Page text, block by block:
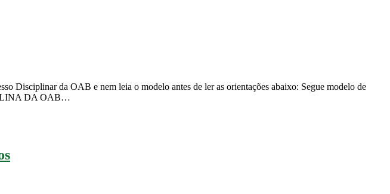
Disciplinar da OAB e nem leia o modelo antes de ler as orientações abaixo: Segue modelo de
DA OAB…